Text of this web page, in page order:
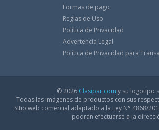
Formas de pago
Reglas de Uso
Política de Privacidad
Advertencia Legal
Política de Privacidad para
© 2026 Clasipar.com y su logotipo
Todas las imágenes de productos con sus
Sitio web comercial adaptado a la Ley N° 4868/
podrán efectuarse a la